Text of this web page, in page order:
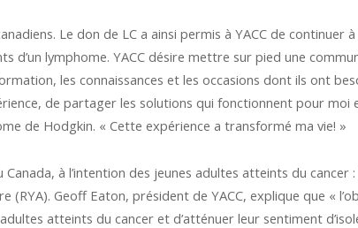
Le don de LC a ainsi permis à YACC de continuer
d’un lymphome. YACC désire mettre sur pied une
les connaissances et les occasions dont ils ont
de partager les solutions qui fonctionnent pour moi
de Hodgkin. « Cette expérience a transformé ma vie! »
à l’intention des jeunes adultes atteints du cancer
(RYA). Geoff Eaton, président de YACC, explique que «
atteints du cancer et d’atténuer leur sentiment